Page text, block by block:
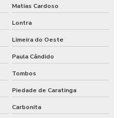
Matias Cardoso
Lontra
Limeira do Oeste
Paula Cândido
Tombos
Piedade de Caratinga
Carbonita